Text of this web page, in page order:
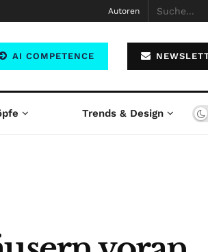
Autoren
AI COMPETENCE
Trends & Design